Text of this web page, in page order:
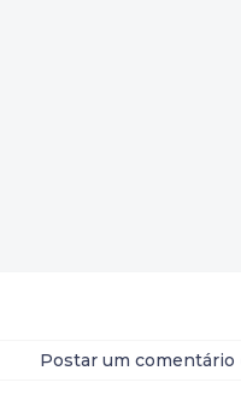
Postar um comentário